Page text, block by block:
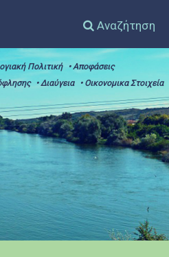
Αναζήτηση
Πολιτική
• Αποφάσεις
• Διαύγεια
• Οικονομικα Στοιχεία